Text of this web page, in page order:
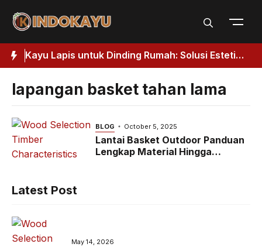
Kayu Lapis untuk Dinding Rumah: Solusi Estetik
& Fungsional
lapangan basket tahan lama
BLOG October 5, 2025
Lantai Basket Outdoor Panduan
Lengkap Material Hingga
Latest Post
May 14, 2026